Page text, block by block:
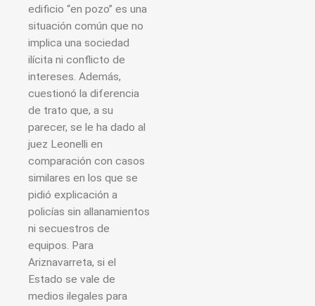
edificio “en pozo” es una
situación común que no
implica una sociedad
ilícita ni conflicto de
intereses. Además,
cuestionó la diferencia
de trato que, a su
parecer, se le ha dado al
juez Leonelli en
comparación con casos
similares en los que se
pidió explicación a
policías sin allanamientos
ni secuestros de
equipos. Para
Ariznavarreta, si el
Estado se vale de
medios ilegales para